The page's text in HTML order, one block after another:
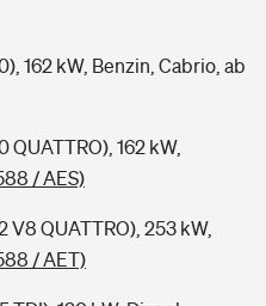
162 kW, Benzin, Cabrio, ab
QUATTRO), 162 kW,
/ AES)
V8 QUATTRO), 253 kW,
/ AET)